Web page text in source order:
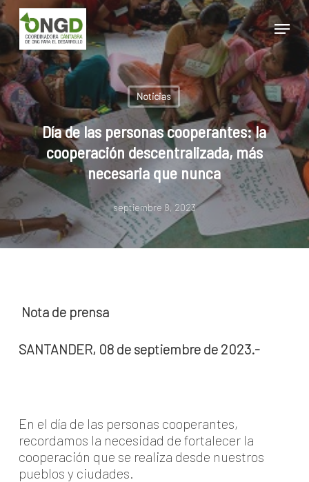
Skip
to
main
content
Menu
Noticias
Día de las personas cooperantes: la
cooperación descentralizada, más
necesaria que nunca
septiembre 8, 2023
Nota de prensa
SANTANDER, 08 de septiembre de 2023.-
En el día de las personas cooperantes,
recordamos la necesidad de fortalecer la
cooperación que se realiza desde nuestros
pueblos y ciudades.
Close
Menu